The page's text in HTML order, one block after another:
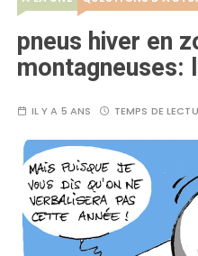
pneus hiver en
montagneuses:
IL Y A 5 ANS TEMPS DE